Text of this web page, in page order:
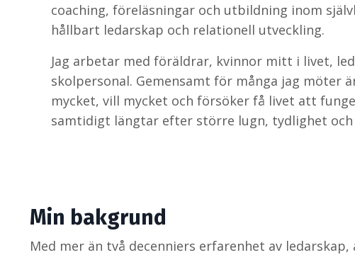
coaching, föreläsningar och utbildning inom
hållbart ledarskap och relationell utveckling.
Jag arbetar med föräldrar, kvinnor mitt i livet,
skolpersonal. Gemensamt för många jag möter
mycket, vill mycket och försöker få livet att
samtidigt längtar efter större lugn, tydlighet
Min bakgrund
Med mer än två decenniers erfarenhet av